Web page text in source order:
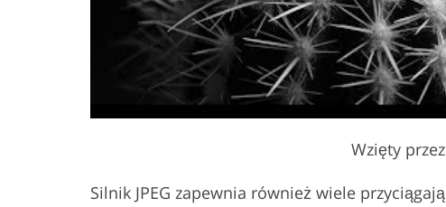
Wzięty przez
Silnik JPEG zapewnia również wiele